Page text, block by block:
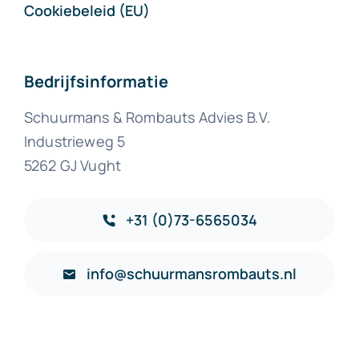
Cookiebeleid (EU)
Bedrijfsinformatie
Schuurmans & Rombauts Advies B.V.
Industrieweg 5
5262 GJ Vught
+31 (0)73-6565034
info@schuurmansrombauts.nl